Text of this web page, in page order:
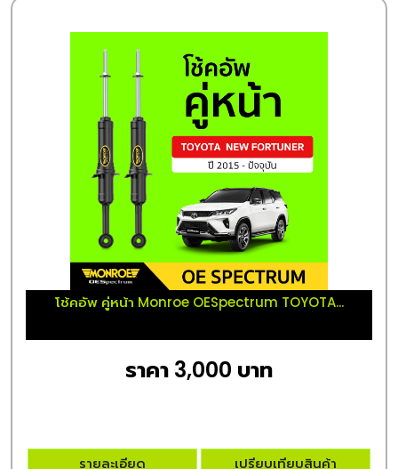
โช้คอัพ คู่หน้า Monroe OESpectrum TOYOTA...
ราคา 3,000 บาท
รายละเอียด เปรียบเทียบสินค้า